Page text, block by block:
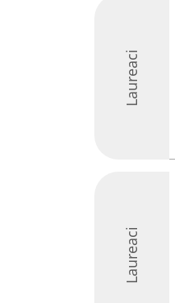
Laureaci
Laureaci